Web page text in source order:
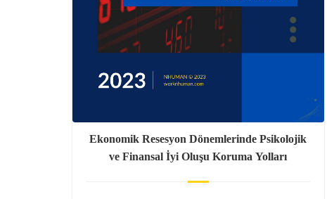
Ekonomik Resesyon Dönemlerinde Psikolojik
ve Finansal İyi Oluşu Koruma Yolları